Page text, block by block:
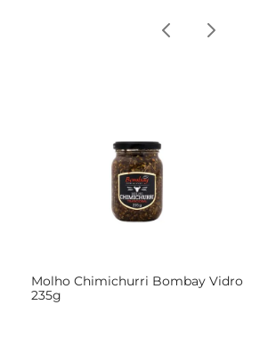
Molho Chimichurri Bombay Vidro
235g